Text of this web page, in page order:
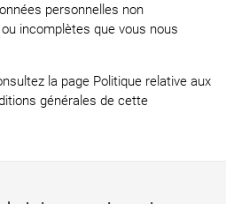
personnelles non
incomplètes que vous nous
la page Politique relative aux
générales de cette